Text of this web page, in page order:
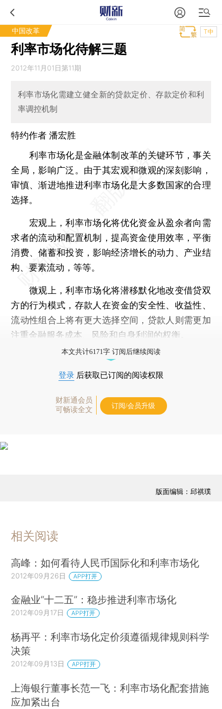
中国改革 T中
利率市场化待解三题
2012年11月01日第11期
利率市场化需建立健全新的贷款定价、存款定价和利
率调控机制
特约作者 潘宏胜
利率市场化是金融体制改革的关键环节，事关
全局，影响广泛。由于其宏观和微观的深刻影响，
审慎、渐进地推进利率市场化是大多数国家的合理
选择。
宏观上，利率市场化将优化资金从盈余者向需
求者的流动和配置机制，提高资金使用效率，平衡
消费、储蓄和投资，影响经济增长的动力、产业结
构、要素流动，等等。
微观上，利率市场化将潜移默化地改变借贷双
方的行为模式，存款人在资金的安全性、收益性、
流动性组合上将有更大选择空间，贷款人则需更加
注重金融服务成本、风险和自身利润的权衡。
本文共计6171字 订阅后继续阅读
登录 后获取已订阅的阅读权限
财新通会员
可畅读全文
订阅/会员升级
版面编辑：邱祺璞
相关阅读
高峰：如何看待人民币国际化和利率市场化
2012年09月26日 APP打开
金融业“十二五”：稳步推进利率市场化
2012年09月17日 APP打开
杨再平：利率市场化定价须遵循规律规则科学
决策
2012年09月13日 APP打开
上海银行董事长范一飞：利率市场化配套措施
应加紧出台